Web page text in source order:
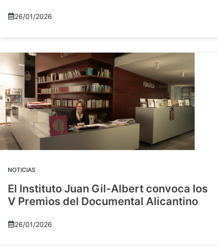
26/01/2026
NOTICIAS
El Instituto Juan Gil-Albert convoca los
V Premios del Documental Alicantino
26/01/2026